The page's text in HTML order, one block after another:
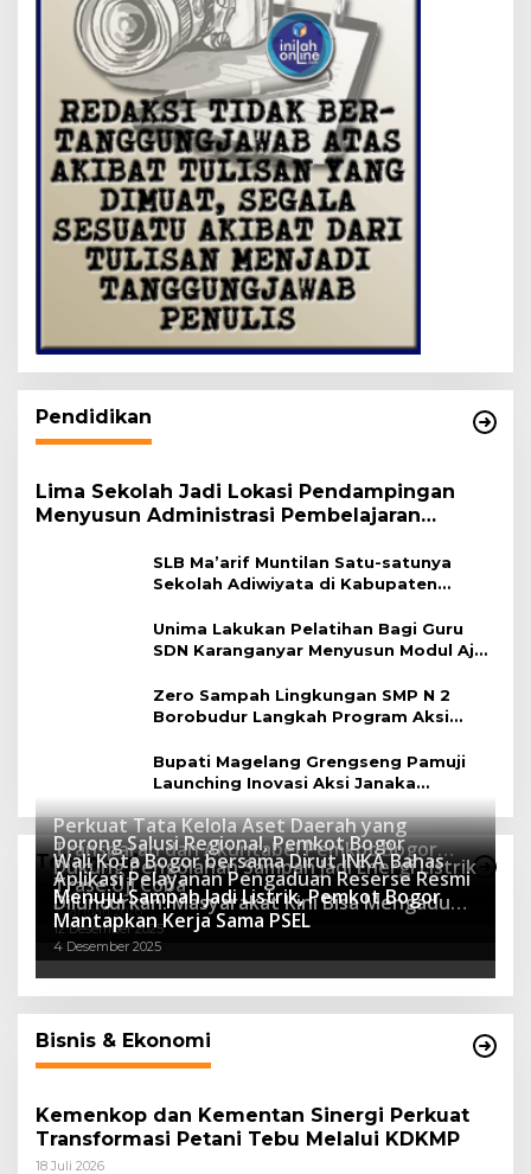
Pendidikan
Lima Sekolah Jadi Lokasi Pendampingan
Menyusun Administrasi Pembelajaran
SLB Ma’arif Muntilan Satu-satunya
Sekolah Adiwiyata di Kabupaten
Unima Lakukan Pelatihan Bagi Guru
SDN Karanganyar Menyusun Modul Ajar
Zero Sampah Lingkungan SMP N 2
Borobudur Langkah Program Aksi
Bupati Magelang Grengseng Pamuji
Launching Inovasi Aksi Janaka
Program Sekolah Adiwiyata
Teknologi
Perkuat Tata Kelola Aset Daerah yang
Transparan dan Akuntabel Pemkot Bogor
Luncurkan SIMASDA
8 Juli 2026
Dorong Salusi Regional, Pemkot Bogor
Dukung Pengolahan Sampah Jadi Energi Listrik
8 April 2026
Wali Kota Bogor bersama Dirut INKA Bahas
Trase Uji Coba
7 Januari 2026
Aplikasi Pelayanan Pengaduan Reserse Resmi
Diluncurkan: Masyarakat Kini Bisa Mengadu
Lebih Cepat, Mudah, dan Terintegrasi
12 Desember 2025
Menuju Sampah Jadi Listrik, Pemkot Bogor
Mantapkan Kerja Sama PSEL
4 Desember 2025
Bisnis & Ekonomi
Kemenkop dan Kementan Sinergi Perkuat
Transformasi Petani Tebu Melalui KDKMP
18 Juli 2026